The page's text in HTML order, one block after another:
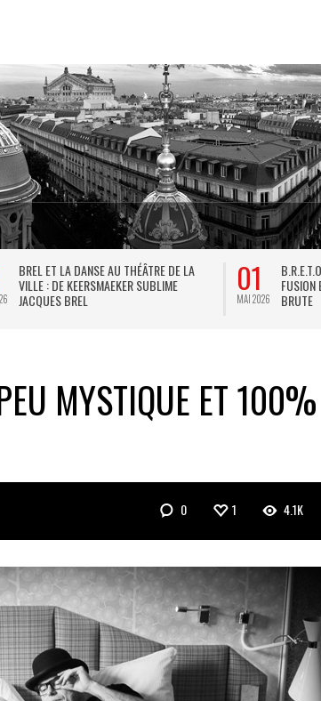
BREL ET LA DANSE AU THÉÂTRE DE LA
VILLE : DE KEERSMAEKER SUBLIME
JACQUES BREL
01
MAI 2026
FUSION
BRUTE
MYSTIQUE ET 100%
0 1 4.1K